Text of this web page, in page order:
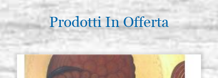
Prodotti In Offerta